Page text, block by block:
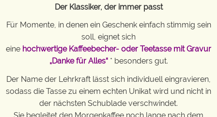
Der Klassiker, der immer passt
Für Momente, in denen ein Geschenk einfach stimmig sein
soll, eignet sich
eine hochwertige Kaffeebecher- oder Teetasse mit Gravur
„Danke für Alles“ * besonders gut.
Der Name der Lehrkraft lässt sich individuell eingravieren,
sodass die Tasse zu einem echten Unikat wird und nicht in
der nächsten Schublade verschwindet.
Sie begleitet den Morgenkaffee noch lange nach dem